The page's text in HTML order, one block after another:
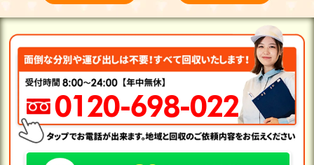
0120-698-022